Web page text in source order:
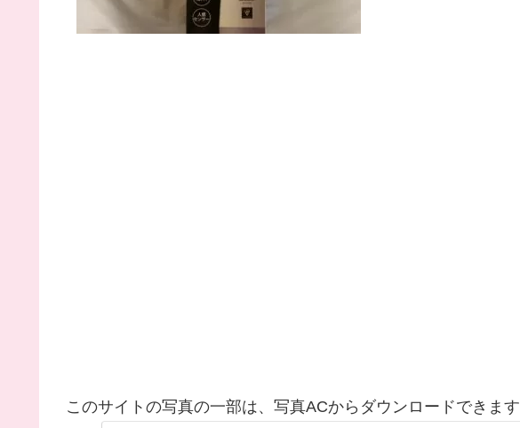
このサイトの写真の一部は、写真ACからダウンロードできます